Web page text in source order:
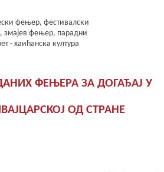
ФЕЊЕРА ЗА ДОГАЂАЈ У
ОД СТРАНЕ